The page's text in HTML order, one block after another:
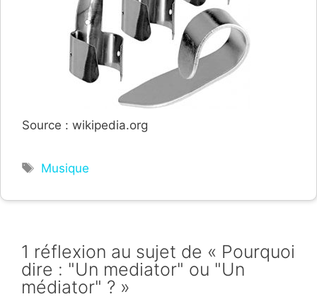
Source : wikipedia.org
Étiquettes
Musique
1 réflexion au sujet de « Pourquoi
dire : "Un mediator" ou "Un
médiator" ? »